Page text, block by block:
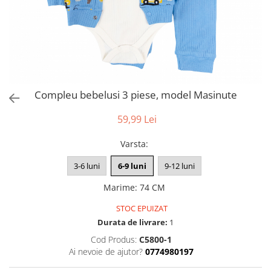
Compleu bebelusi 3 piese, model Masinute
59,99 Lei
Varsta:
3-6 luni 6-9 luni 9-12 luni
Marime: 74 CM
STOC EPUIZAT
Durata de livrare: 1
Cod Produs: C5800-1
Ai nevoie de ajutor? 0774980197